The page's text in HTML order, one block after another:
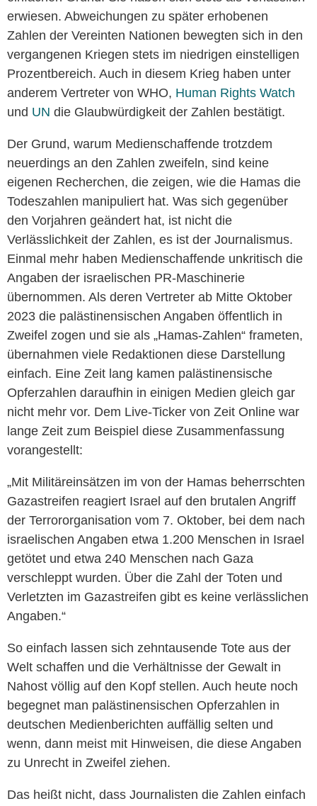
erwiesen. Abweichungen zu später erhobenen
Zahlen der Vereinten Nationen bewegten sich in den
vergangenen Kriegen stets im niedrigen einstelligen
Prozentbereich. Auch in diesem Krieg haben unter
anderem Vertreter von WHO, Human Rights Watch
und UN die Glaubwürdigkeit der Zahlen bestätigt.
Der Grund, warum Medienschaffende trotzdem
neuerdings an den Zahlen zweifeln, sind keine
eigenen Recherchen, die zeigen, wie die Hamas die
Todeszahlen manipuliert hat. Was sich gegenüber
den Vorjahren geändert hat, ist nicht die
Verlässlichkeit der Zahlen, es ist der Journalismus.
Einmal mehr haben Medienschaffende unkritisch die
Angaben der israelischen PR-Maschinerie
übernommen. Als deren Vertreter ab Mitte Oktober
2023 die palästinensischen Angaben öffentlich in
Zweifel zogen und sie als „Hamas-Zahlen“ frameten,
übernahmen viele Redaktionen diese Darstellung
einfach. Eine Zeit lang kamen palästinensische
Opferzahlen daraufhin in einigen Medien gleich gar
nicht mehr vor. Dem Live-Ticker von Zeit Online war
lange Zeit zum Beispiel diese Zusammenfassung
vorangestellt:
„Mit Militäreinsätzen im von der Hamas beherrschten
Gazastreifen reagiert Israel auf den brutalen Angriff
der Terrororganisation vom 7. Oktober, bei dem nach
israelischen Angaben etwa 1.200 Menschen in Israel
getötet und etwa 240 Menschen nach Gaza
verschleppt wurden. Über die Zahl der Toten und
Verletzten im Gazastreifen gibt es keine verlässlichen
Angaben.“
So einfach lassen sich zehntausende Tote aus der
Welt schaffen und die Verhältnisse der Gewalt in
Nahost völlig auf den Kopf stellen. Auch heute noch
begegnet man palästinensischen Opferzahlen in
deutschen Medienberichten auffällig selten und
wenn, dann meist mit Hinweisen, die diese Angaben
zu Unrecht in Zweifel ziehen.
Das heißt nicht, dass Journalisten die Zahlen einfach